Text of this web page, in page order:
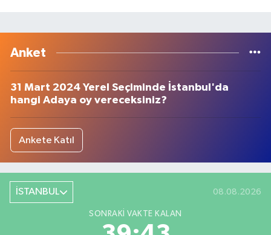
Anket
31 Mart 2024 Yerel Seçiminde İstanbul'da
hangi Adaya oy vereceksiniz?
Ankete Katıl
İSTANBUL 08.08.2026
SONRAKI VAKTE KALAN